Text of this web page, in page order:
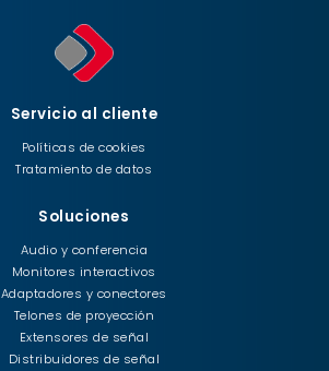
Servicio al cliente
Políticas de cookies
Tratamiento de datos
Soluciones
Audio y conferencia
Monitores interactivos
Adaptadores y conectores
Telones de proyección
Extensores de señal
Distribuidores de señal